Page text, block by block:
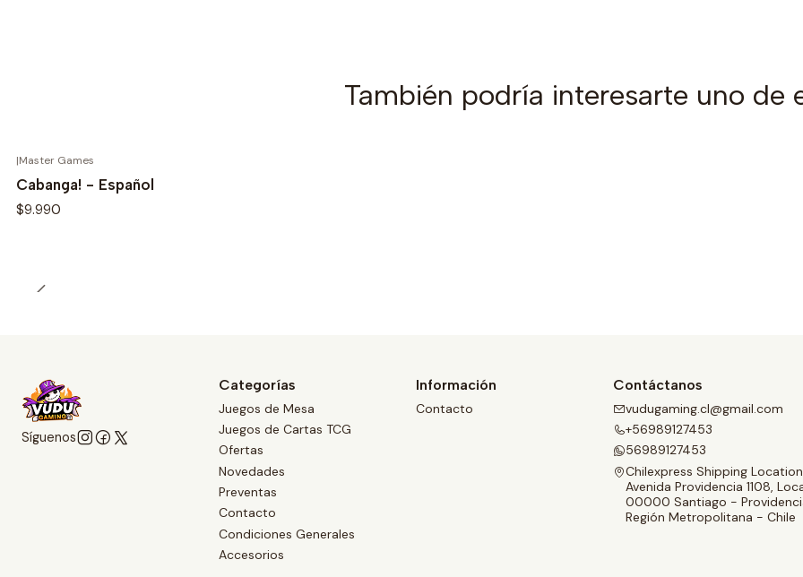
También podría interesarte uno de
|Master Games
Cabanga! - Español
$9.990
Síguenos
Categorías
Juegos de Mesa
Juegos de Cartas TCG
Ofertas
Novedades
Preventas
Contacto
Condiciones Generales
Accesorios
Información
Contacto
Contáctanos
vudugaming.cl@gmail.com
+56989127453
56989127453
Chilexpress Shipping Location
Avenida Providencia 1108,
00000 Santiago -
Región Metropolitana - Chile